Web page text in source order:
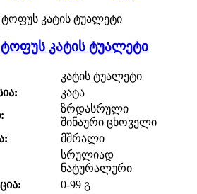
კატის ტუალეტი
კატის ტუალეტი
კატა
ზრდასრული
შინაური ცხოველი
მშრალი
სრულიად
ნატურალური
0-99 გ